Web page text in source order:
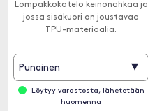
Lompakkokotelo keinonahkaa ja
jossa sisäkuori on joustavaa
TPU-materiaalia.
Punainen ▾
Löytyy varastosta, lähetetään
huomenna